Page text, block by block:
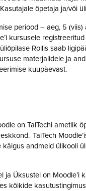
õpetaja ja/või
periood – aeg, 5 (viis)
kursusele registreeritud
Rollis saab
materjalidele ja
kuupäevast.
on TalTechi ametlik
TalTech
käigus andmeid ülikooli
ja Üksustel on Moodle’i
kõikide